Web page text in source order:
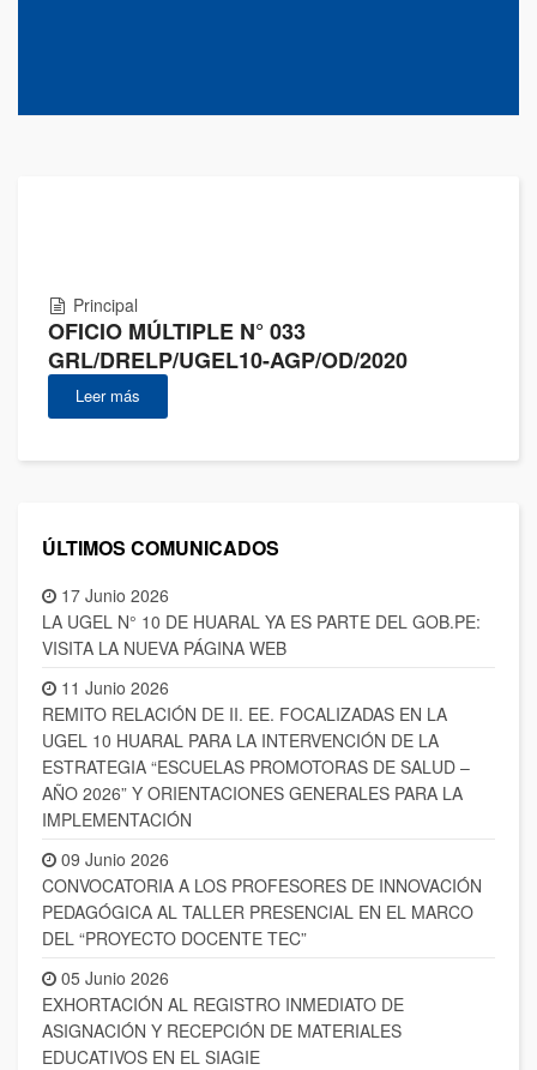
Principal
OFICIO MÚLTIPLE N° 033
GRL/DRELP/UGEL10-AGP/OD/2020
Leer más
ÚLTIMOS COMUNICADOS
17 Junio 2026
LA UGEL N° 10 DE HUARAL YA ES PARTE DEL GOB.PE:
VISITA LA NUEVA PÁGINA WEB
11 Junio 2026
REMITO RELACIÓN DE II. EE. FOCALIZADAS EN LA
UGEL 10 HUARAL PARA LA INTERVENCIÓN DE LA
ESTRATEGIA “ESCUELAS PROMOTORAS DE SALUD –
AÑO 2026” Y ORIENTACIONES GENERALES PARA LA
IMPLEMENTACIÓN
09 Junio 2026
CONVOCATORIA A LOS PROFESORES DE INNOVACIÓN
PEDAGÓGICA AL TALLER PRESENCIAL EN EL MARCO
DEL “PROYECTO DOCENTE TEC”
05 Junio 2026
EXHORTACIÓN AL REGISTRO INMEDIATO DE
ASIGNACIÓN Y RECEPCIÓN DE MATERIALES
EDUCATIVOS EN EL SIAGIE